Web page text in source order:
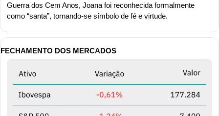
Guerra dos Cem Anos, Joana foi reconhecida formalmente
como “santa”, tornando-se símbolo de fé e virtude.
FECHAMENTO DOS MERCADOS